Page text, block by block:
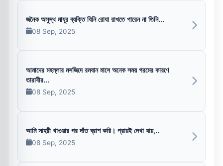
জনৈক অসুস্থ মাযূর ব্যক্তি যিনি রোযা রাখতে পারেন না তিনি...
08 Sep, 2025
আমাদের মহল্লার মসজিদে রমযান মাসে অনেক সময় গরমের কারণে
তারাবীর...
08 Sep, 2025
আমি সাহরী খাওয়ার পর দাঁত ব্রাশ করি। প্রায়ই দেখা যায়,..
08 Sep, 2025